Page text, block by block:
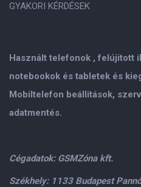
Használt telefonok , felújitott
notebookok és tabletek és
Mobiltelefon beállitások,
adatmentés.
Cégadatok: GSMZóna kft.
Székhely: 1133 Budapest
GYAKORI KÉRDÉSEK